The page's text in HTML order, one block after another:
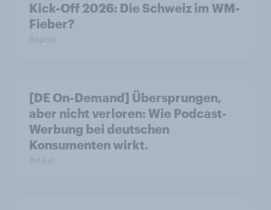
Kick-Off 2026: Die Schweiz im WM-
Fieber?​
Report
[DE On-Demand] Übersprungen,
aber nicht verloren: Wie Podcast-
Werbung bei deutschen
Konsumenten wirkt.
Artikel